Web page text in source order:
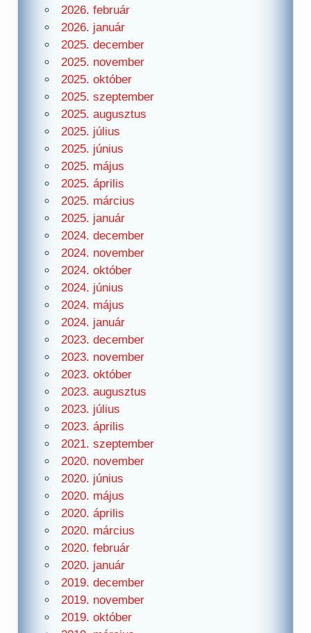
2026. február
2026. január
2025. december
2025. november
2025. október
2025. szeptember
2025. augusztus
2025. július
2025. június
2025. május
2025. április
2025. március
2025. január
2024. december
2024. november
2024. október
2024. június
2024. május
2024. január
2023. december
2023. november
2023. október
2023. augusztus
2023. július
2023. április
2021. szeptember
2020. november
2020. június
2020. május
2020. április
2020. március
2020. február
2020. január
2019. december
2019. november
2019. október